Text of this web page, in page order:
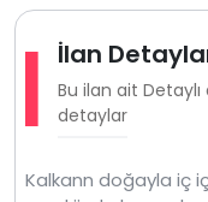
İlan
Bu ilan ait
detaylar
Kalkann doğayla iç